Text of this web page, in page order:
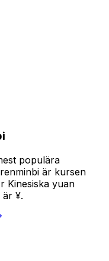
populära
är kursen
Kinesiska yuan
är ¥.